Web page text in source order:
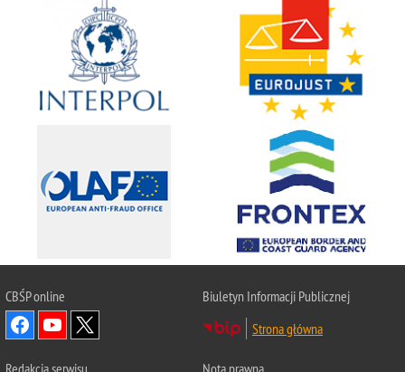
CBŚPonline
Biuletyn Informacji Publicznej
Strona główna
Redakcja serwisu Nota prawna